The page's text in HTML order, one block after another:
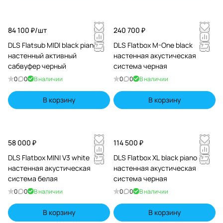
которой шведская надёжность встречается с яркой
звуковой индивидуальностью.
84 100 ₽/шт
DLS Flatsub MIDI black piano
настенный активный
сабвуфер черный
0 0 В наличии
В корзину
240 700 ₽
DLS Flatbox M-One black
настенная акустическая
система черная
0 0 В наличии
В корзину
58 000 ₽
DLS Flatbox MINI V3 white
настенная акустическая
система белая
0 0 В наличии
В корзину
114 500 ₽
DLS Flatbox XL black piano
настенная акустическая
система черная
0 0 В наличии
В корзину